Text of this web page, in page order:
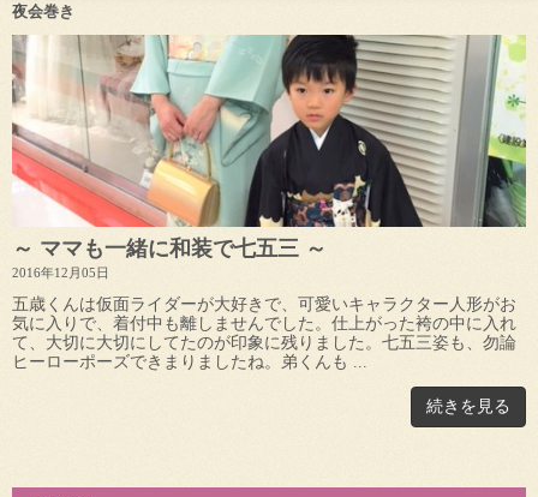
夜会巻き
～ ママも一緒に和装で七五三 ～
2016年12月05日
五歳くんは仮面ライダーが大好きで、可愛いキャラクター人形がお
気に入りで、着付中も離しませんでした。仕上がった袴の中に入れ
て、大切に大切にしてたのが印象に残りました。七五三姿も、勿論
ヒーローポーズできまりましたね。弟くんも ...
続きを見る